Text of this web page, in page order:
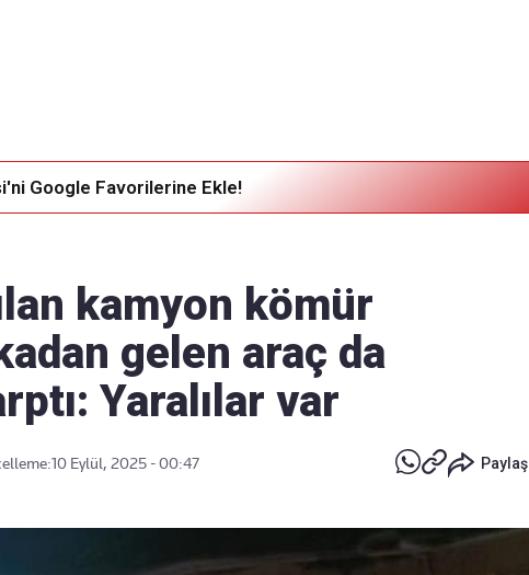
Google Favorilerine Ekle!
kamyon kömür
gelen araç da
Yaralılar var
10 Eylül, 2025 - 00:47 Paylaş